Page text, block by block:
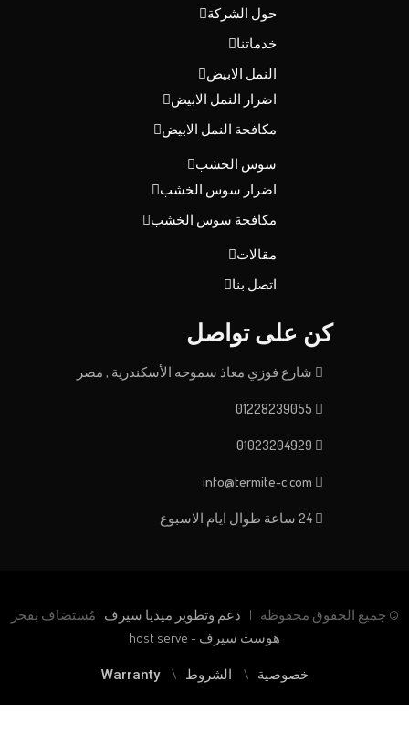
حول الشركة
خدماتنا
النمل الابيض
اضرار النمل الابيض
مكافحة النمل الابيض
سوس الخشب
اضرار سوس الخشب
مكافحة سوس الخشب
مقالات
اتصل بنا
كن على تواصل
شارع فوزي معاذ سموحه الأسكندرية , مصر
24 ساعة طوال ايام الاسبوع
© جميع الحقوق محفوظة | دعم وتطوير ميديا سيرف | مُستضاف بفخر
هوست سيرف - host serve
خصوصية الشروط Warranty